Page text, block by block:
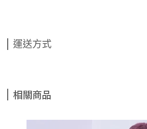
運送方式
相關商品